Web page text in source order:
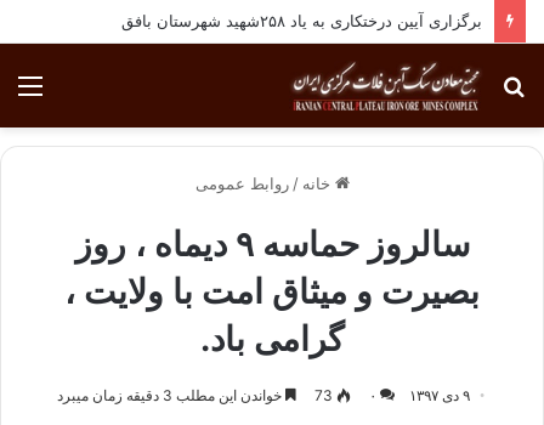
برگزاری آیین درختکاری به یاد ۲۵۸شهید شهرستان بافق
جستجو
برای
خانه / روابط عمومی
سالروز حماسه ۹ دیماه ، روز
بصیرت و میثاق امت با ولایت ،
گرامی باد.
۹ دی ۱۳۹۷ ۰ 73 خواندن این مطلب 3 دقیقه زمان میبرد